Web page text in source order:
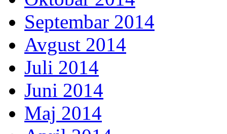
Septembar 2014
Avgust 2014
Juli 2014
Juni 2014
Maj 2014